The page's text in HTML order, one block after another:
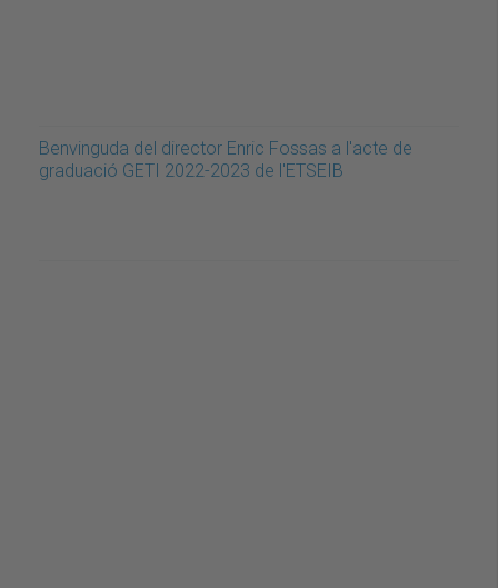
Benvinguda del director Enric Fossas a l'acte de
graduació GETI 2022-2023 de l'ETSEIB